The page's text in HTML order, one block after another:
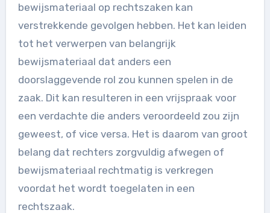
bewijsmateriaal op rechtszaken kan
verstrekkende gevolgen hebben. Het kan leiden
tot het verwerpen van belangrijk
bewijsmateriaal dat anders een
doorslaggevende rol zou kunnen spelen in de
zaak. Dit kan resulteren in een vrijspraak voor
een verdachte die anders veroordeeld zou zijn
geweest, of vice versa. Het is daarom van groot
belang dat rechters zorgvuldig afwegen of
bewijsmateriaal rechtmatig is verkregen
voordat het wordt toegelaten in een
rechtszaak.